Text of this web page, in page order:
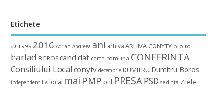
Etichete
60 1999 2016 Adrian Andreea ani arhiva ARHIVA CONYTV b-o.ro
barlad BOROScandidat carte comuna CONFERINTA
Consiliului Local conytv decembrie DUMITRU Dumitru Boros
independent LA local mai PMP pnl PRESAPSD sedinta Zilele